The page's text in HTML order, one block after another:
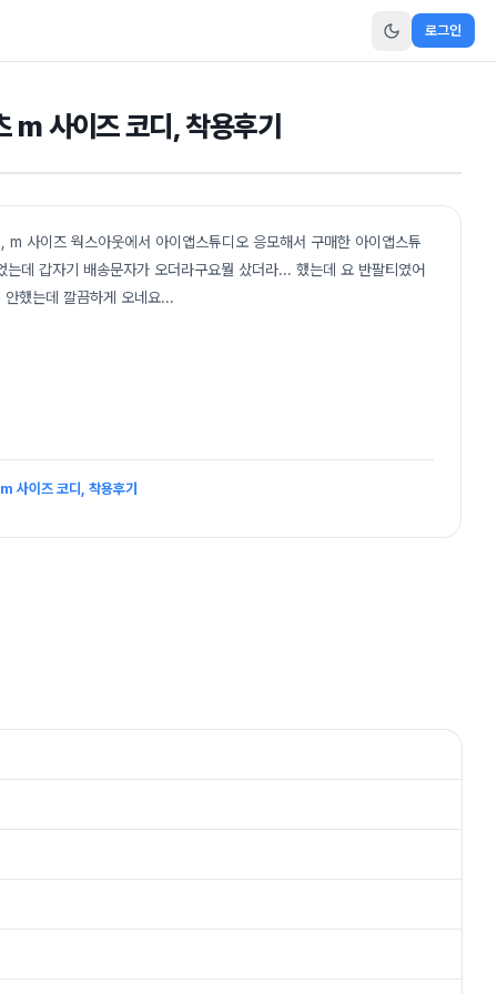
로그인
사이즈 코디, 착용후기
사이즈 웍스아웃에서 아이앱스튜디오 응모해서 구매한 아이앱스튜
데 갑자기 배송문자가 오더라구요뭘 샀더라... 했는데 요 반팔티였어
했는데 깔끔하게 오네요...
사이즈 코디, 착용후기